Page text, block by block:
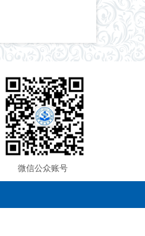
微信公众账号